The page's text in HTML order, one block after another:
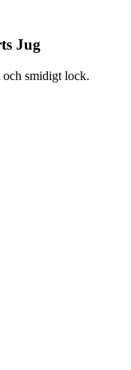
Jug
och smidigt lock.